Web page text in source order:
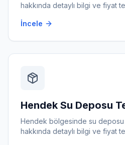
hakkında detaylı bilgi ve fiyat
İncele
Hendek Su Deposu
Hendek bölgesinde su
hakkında detaylı bilgi ve fiyat